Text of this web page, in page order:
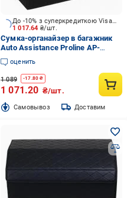
1 017.64 ₴/шт.
До -10% з суперкредиткою Visa Вигода
Сумка-органайзер в багажник
Auto Assistance Proline AP-
533BP р.L черный
оценить
1 089 -17.80 ₴
1 071.20 ₴/шт.
Cамовывоз Доставим